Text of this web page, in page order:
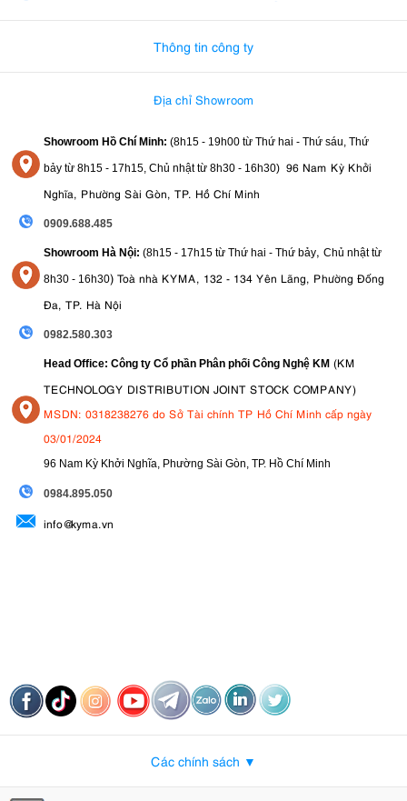
Thông tin công ty
Địa chỉ Showroom
Showroom Hồ Chí Minh: (8h15 - 19h00 từ Thứ hai - Thứ sáu, Thứ
bảy từ 8h15 - 17h15, Chủ nhật từ 8h30 - 16h30) 96 Nam Kỳ Khởi
Nghĩa, Phường Sài Gòn, TP. Hồ Chí Minh
0909.688.485
Showroom Hà Nội: (8h15 - 17h15 từ Thứ hai - Thứ bảy, Chủ nhật từ
8h30 - 16h30) Toà nhà KYMA, 132 - 134 Yên Lãng, Phường Đống
Đa, TP. Hà Nội
0982.580.303
Head Office: Công ty Cổ phần Phân phối Công Nghệ KM (KM
TECHNOLOGY DISTRIBUTION JOINT STOCK COMPANY)
MSDN: 0318238276 do Sở Tài chính TP Hồ Chí Minh cấp ngày
03/01/2024
96 Nam Kỳ Khởi Nghĩa, Phường Sài Gòn, TP. Hồ Chí Minh
0984.895.050
info@kyma.vn
Các chính sách ▼